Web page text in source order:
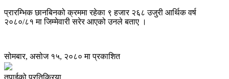
प्रारम्भिक छानबिनको क्रममा रहेका ९ हजार २६८ उजुरी आर्थिक वर्ष
२०८०/८१ मा जिम्मेवारी सरेर आएको उनले बताए ।
सोमबार, असोज १५, २०८० मा प्रकाशित
तपाईको प्रतिक्रिया